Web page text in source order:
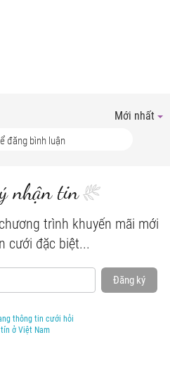
Mới nhất
nhận tin
trình khuyến mãi mới
cưới đặc biệt...
Đăng ký
thông tin cưới hỏi
ở Việt Nam